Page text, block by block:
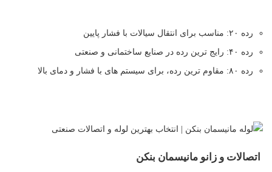
رده ۲۰: مناسب برای انتقال سیالات با فشار پایین
رده ۴۰: رایج ترین رده در صنایع ساختمانی و صنعتی
رده ۸۰: مقاوم ترین رده، برای سیستم های با فشار و دمای بالا
اتصالات و زانو مانیسمان بنکن